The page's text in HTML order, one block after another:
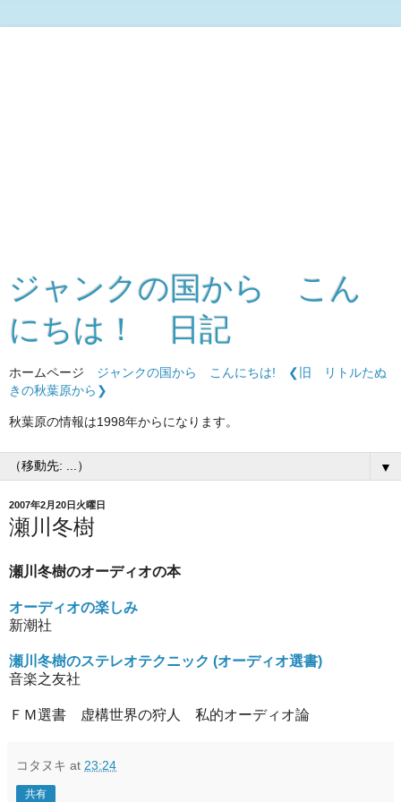
ジャンクの国から こん
にちは！ 日記
ホームページ ジャンクの国から こんにちは!
❮旧 リトルたぬ
きの秋葉原から❯
秋葉原の情報は1998年からになります。
▼
2007年2月20日火曜日
瀬川冬樹
瀬川冬樹のオーディオの本
オーディオの楽しみ
新潮社
瀬川冬樹のステレオテクニック (オーディオ選書)
音楽之友社
ＦＭ選書 虚構世界の狩人 私的オーディオ論
コタヌキ at 23:24
共有